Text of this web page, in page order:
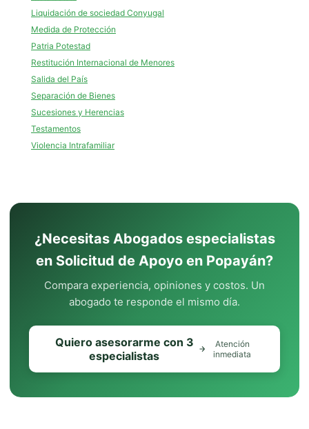
Liquidación de sociedad Conyugal
Medida de Protección
Patria Potestad
Restitución Internacional de Menores
Salida del País
Separación de Bienes
Sucesiones y Herencias
Testamentos
Violencia Intrafamiliar
¿Necesitas Abogados especialistas
en Solicitud de Apoyo en Popayán?
Compara experiencia, opiniones y costos. Un
abogado te responde el mismo día.
Quiero asesorarme con 3
especialistas
Atención
inmediata